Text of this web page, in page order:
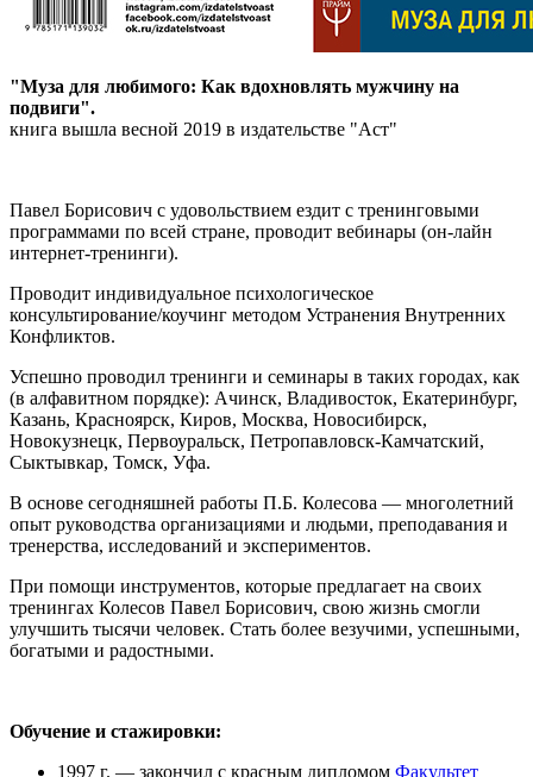
"Муза для любимого: Как вдохновлять мужчину на
подвиги".
книга вышла весной 2019 в издательстве "Аст"
Павел Борисович с удовольствием ездит с тренинговыми
программами по всей стране, проводит вебинары (он-лайн
интернет-тренинги).
Проводит индивидуальное психологическое
консультирование/коучинг методом Устранения Внутренних
Конфликтов.
Успешно проводил тренинги и семинары в таких городах, как
(в алфавитном порядке): Ачинск, Владивосток, Екатеринбург,
Казань, Красноярск, Киров, Москва, Новосибирск,
Новокузнецк, Первоуральск, Петропавловск-Камчатский,
Сыктывкар, Томск, Уфа.
В основе сегодняшней работы П.Б. Колесова — многолетний
опыт руководства организациями и людьми, преподавания и
тренерства, исследований и экспериментов.
При помощи инструментов, которые предлагает на своих
тренингах Колесов Павел Борисович, свою жизнь смогли
улучшить тысячи человек. Стать более везучими, успешными,
богатыми и радостными.
Обучение и стажировки:
1997 г. — закончил с красным дипломом Факультет